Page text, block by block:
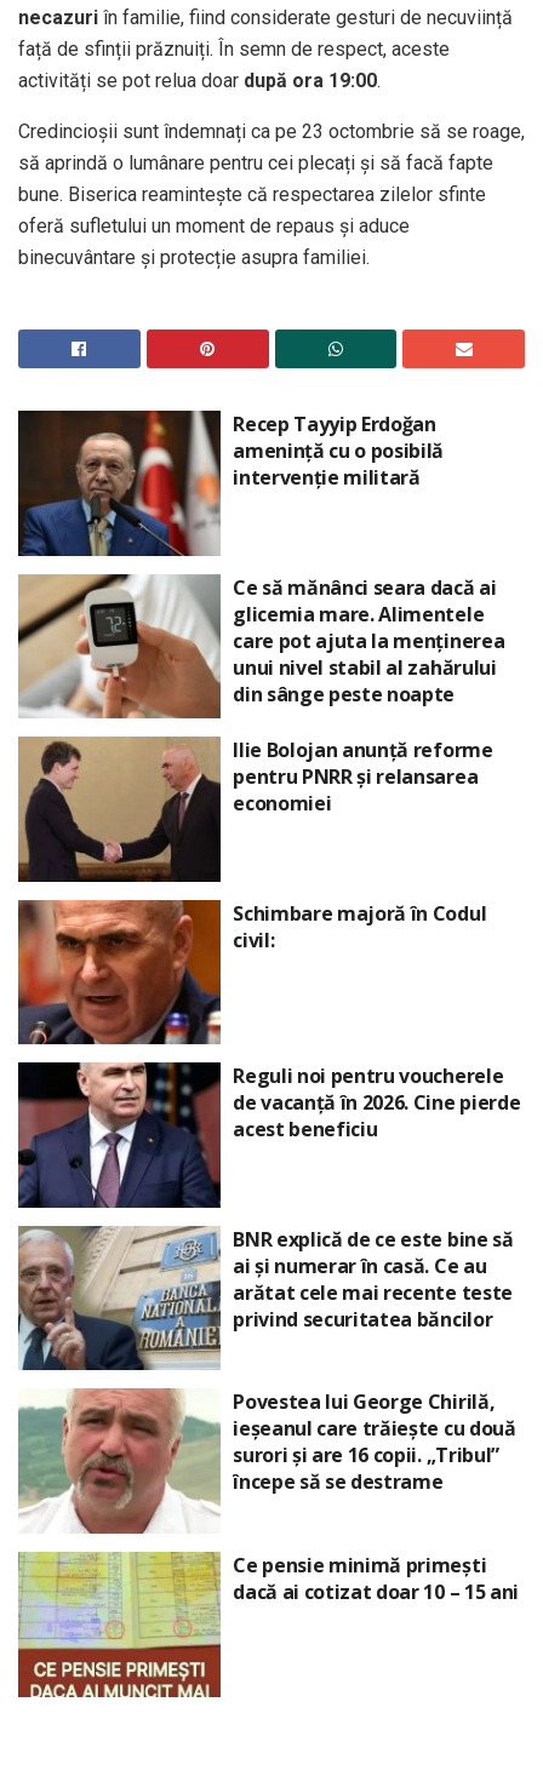
necazuri în familie, fiind considerate gesturi de necuviință
față de sfinții prăznuiți. În semn de respect, aceste
activități se pot relua doar după ora 19:00.
Credincioșii sunt îndemnați ca pe 23 octombrie să se roage,
să aprindă o lumânare pentru cei plecați și să facă fapte
bune. Biserica reamintește că respectarea zilelor sfinte
oferă sufletului un moment de repaus și aduce
binecuvântare și protecție asupra familiei.
Recep Tayyip Erdoğan
amenință cu o posibilă
intervenție militară
Ce să mănânci seara dacă ai
glicemia mare. Alimentele
care pot ajuta la menținerea
unui nivel stabil al zahărului
din sânge peste noapte
Ilie Bolojan anunță reforme
pentru PNRR și relansarea
economiei
Schimbare majoră în Codul
civil:
Reguli noi pentru voucherele
de vacanță în 2026. Cine pierde
acest beneficiu
BNR explică de ce este bine să
ai și numerar în casă. Ce au
arătat cele mai recente teste
privind securitatea băncilor
Povestea lui George Chirilă,
ieșeanul care trăiește cu două
surori și are 16 copii. „Tribul”
începe să se destrame
Ce pensie minimă primești
dacă ai cotizat doar 10 – 15 ani